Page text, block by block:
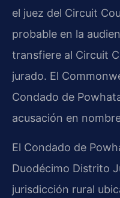
el juez del Circuit
probable en la
transfiere al Circuit
jurado. El
Condado de
acusación en
El Condado de
Duodécimo Distrito
jurisdicción rural